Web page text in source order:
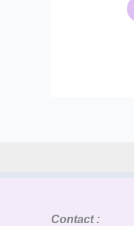
Contact :